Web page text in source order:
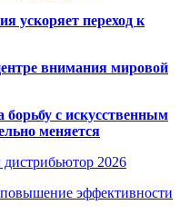
ускоряет переход к
внимания мировой
с искусственным
меняется
2026
эффективности